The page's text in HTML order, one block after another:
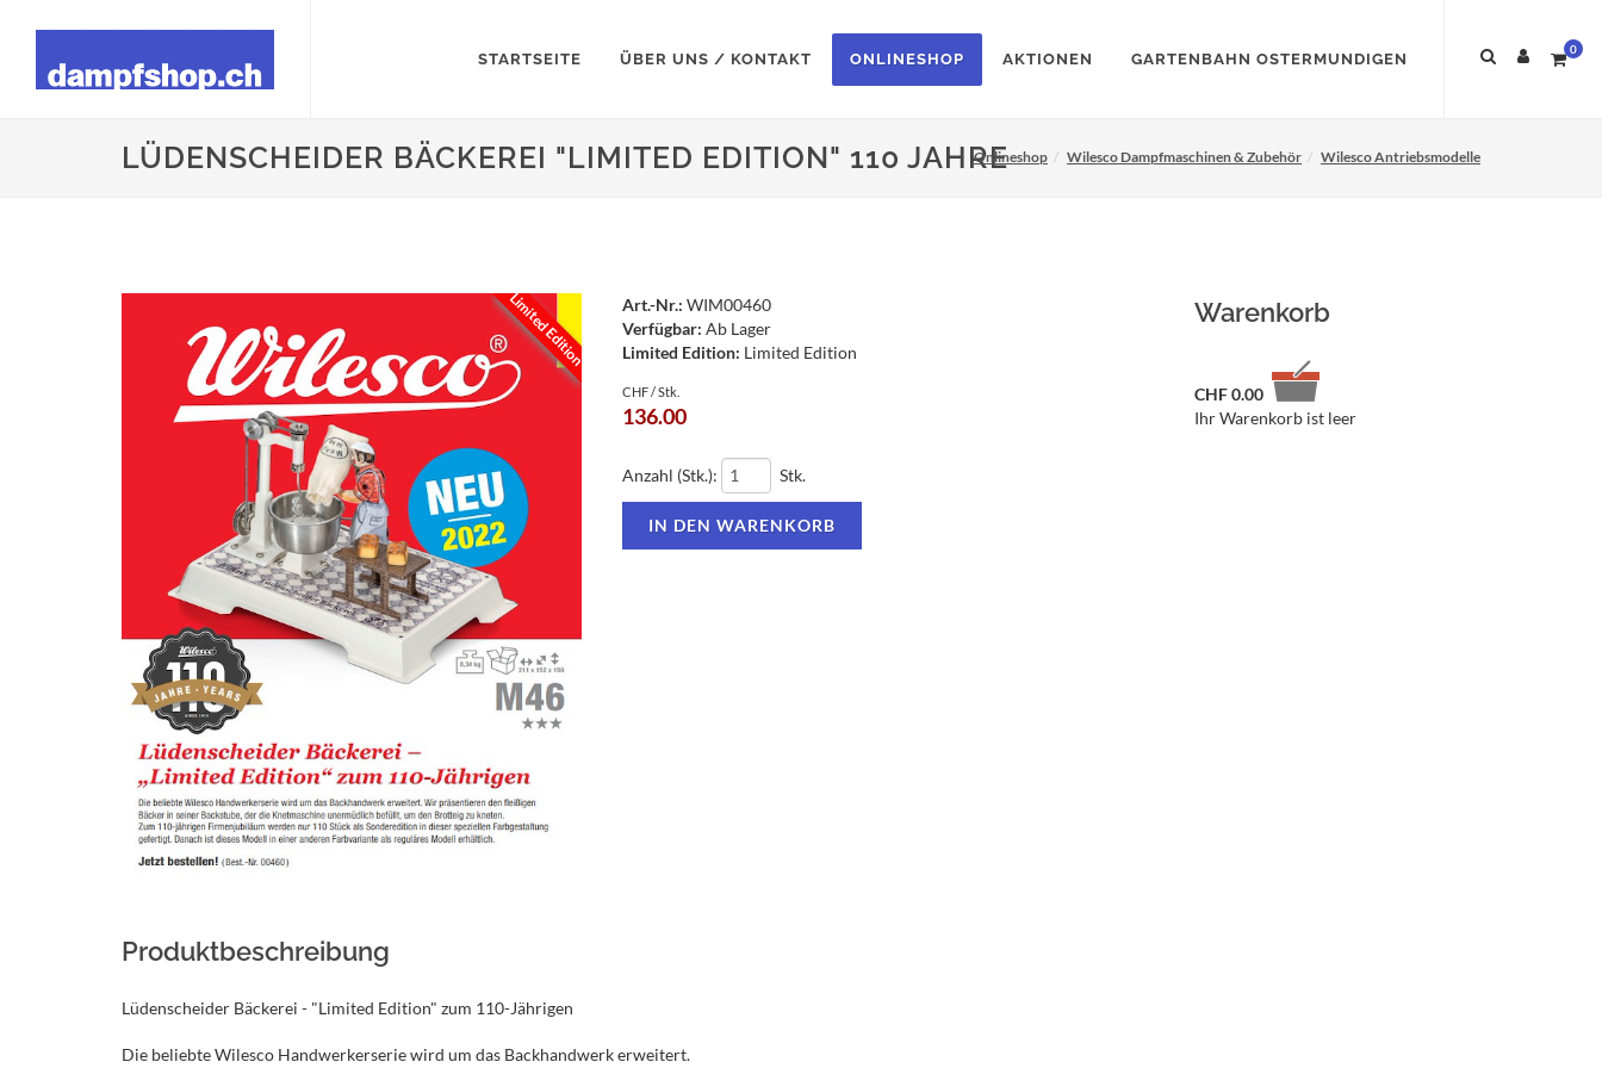
STARTSEITE ÜBER UNS / KONTAKT ONLINESHOP AKTIONEN GARTENBAHN OSTERMUNDIGEN
0
LÜDENSCHEIDER BÄCKEREI "LIMITED EDITION" 110 JAHREOnlineshop Wilesco Dampfmaschinen & Zubehör Wilesco Antriebsmodelle
Limited Edition Art.-Nr.: WIM00460
Verfügbar: Ab Lager
Limited Edition: Limited Edition
CHF / Stk.
136.00
Anzahl (Stk.): Stk.
Produktbeschreibung
Lüdenscheider Bäckerei - "Limited Edition" zum 110-Jährigen
Die beliebte Wilesco Handwerkerserie wird um das Backhandwerk erweitert.
Warenkorb
CHF0.00
Ihr Warenkorb ist leer